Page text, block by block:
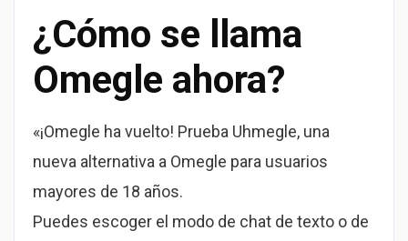
¿Cómo se llama
Omegle ahora?
«¡Omegle ha vuelto! Prueba Uhmegle, una
nueva alternativa a Omegle para usuarios
mayores de 18 años.
Puedes escoger el modo de chat de texto o de